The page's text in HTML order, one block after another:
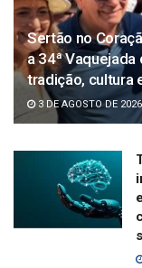
Sertão no
a 34ª
tradição, cultura
3 DE AGOSTO DE 2026